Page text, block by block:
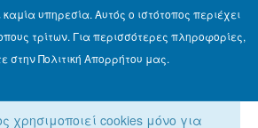
υπηρεσία. Αυτός ο ιστότοπος περιέχει
τρίτων. Για περισσότερες πληροφορίες,
στην Πολιτική Απορρήτου μας.
χρησιμοποιεί cookies μόνο για